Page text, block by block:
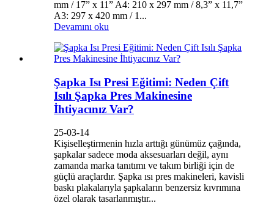
mm / 17” x 11” A4: 210 x 297 mm / 8,3” x 11,7”
A3: 297 x 420 mm / 1...
Devamını oku
Şapka Isı Presi Eğitimi: Neden Çift
Isılı Şapka Pres Makinesine
İhtiyacınız Var?
25-03-14
Kişiselleştirmenin hızla arttığı günümüz çağında,
şapkalar sadece moda aksesuarları değil, aynı
zamanda marka tanıtımı ve takım birliği için de
güçlü araçlardır. Şapka ısı pres makineleri, kavisli
baskı plakalarıyla şapkaların benzersiz kıvrımına
özel olarak tasarlanmıştır...